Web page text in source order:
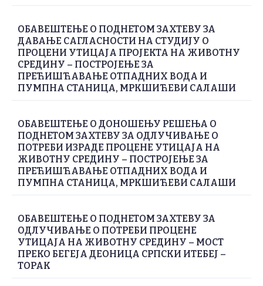
ОБАВЕШТЕЊЕ О ПОДНЕТОМ ЗАХТЕВУ ЗА
ДАВАЊЕ САГЛАСНОСТИ НА СТУДИЈУ О
ПРОЦЕНИ УТИЦАЈА ПРОЈЕКТА НА ЖИВОТНУ
СРЕДИНУ – ПОСТРОЈЕЊЕ ЗА
ПРЕЋИШЋАВАЊЕ ОТПАДНИХ ВОДА И
ПУМПНА СТАНИЦА, МРКШИЋЕВИ САЛАШИ
ОБАВЕШТЕЊЕ О ДОНОШЕЊУ РЕШЕЊА О
ПОДНЕТОМ ЗАХТЕВУ ЗА ОДЛУЧИВАЊЕ О
ПОТРЕБИ ИЗРАДЕ ПРОЦЕНЕ УТИЦАЈА НА
ЖИВОТНУ СРЕДИНУ – ПОСТРОЈЕЊЕ ЗА
ПРЕЋИШЋАВАЊЕ ОТПАДНИХ ВОДА И
ПУМПНА СТАНИЦА, МРКШИЋЕВИ САЛАШИ
ОБАВЕШТЕЊЕ О ПОДНЕТОМ ЗАХТЕВУ ЗА
ОДЛУЧИВАЊЕ О ПОТРЕБИ ПРОЦЕНЕ
УТИЦАЈА НА ЖИВОТНУ СРЕДИНУ – МОСТ
ПРЕКО БЕГЕЈА ДЕОНИЦА СРПСКИ ИТЕБЕЈ –
ТОРАК